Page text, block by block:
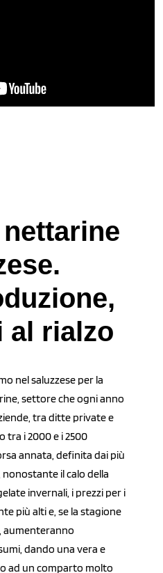
al rialzo
nel saluzzese per la
settore che ogni anno
tra ditte private e
tra i 2000 e i 2500
annata, definita dai più
il calo della
invernali, i prezzi per i
più alti e, se la stagione
aumenteranno
dando una vera e
ad un comparto molto